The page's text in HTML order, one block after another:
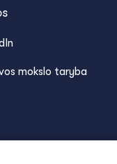
mokslo taryba